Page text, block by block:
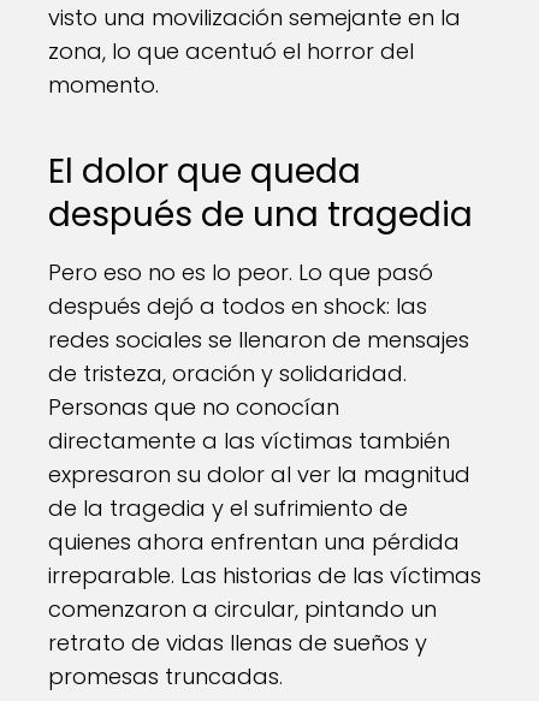
visto una movilización semejante en la
zona, lo que acentuó el horror del
momento.
El dolor que queda
después de una tragedia
Pero eso no es lo peor. Lo que pasó
después dejó a todos en shock: las
redes sociales se llenaron de mensajes
de tristeza, oración y solidaridad.
Personas que no conocían
directamente a las víctimas también
expresaron su dolor al ver la magnitud
de la tragedia y el sufrimiento de
quienes ahora enfrentan una pérdida
irreparable. Las historias de las víctimas
comenzaron a circular, pintando un
retrato de vidas llenas de sueños y
promesas truncadas.